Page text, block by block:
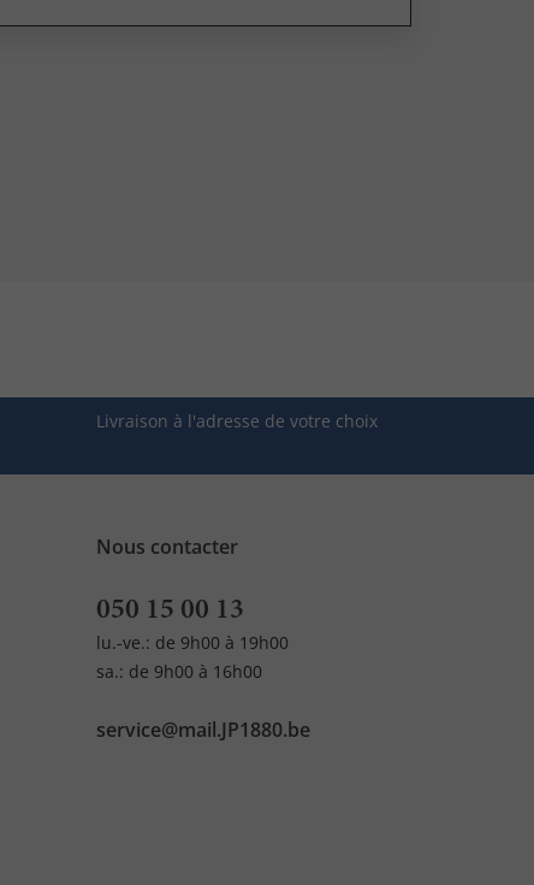
Livraison à l'adresse de votre choix
Nous contacter
050 15 00 13
lu.-ve.: de 9h00 à 19h00
sa.: de 9h00 à 16h00
service@mail.JP1880.be